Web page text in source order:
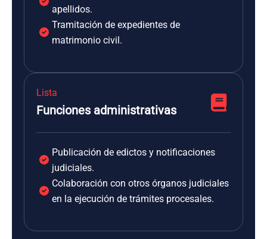
apellidos.
Tramitación de expedientes de
matrimonio civil.
Lista
Funciones administrativas
Publicación de edictos y notificaciones
judiciales.
Colaboración con otros órganos judiciales
en la ejecución de trámites procesales.